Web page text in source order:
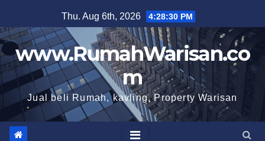
to
content
Thu. Aug 6th, 2026 4:28:32 PM
www.RumahWarisan.co
m
Jual beli Rumah, kavling, Property Warisan